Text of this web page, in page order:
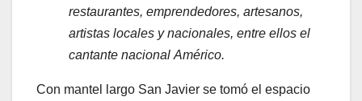
restaurantes, emprendedores, artesanos,
artistas locales y nacionales, entre ellos el
cantante nacional Américo.
Con mantel largo San Javier se tomó el espacio